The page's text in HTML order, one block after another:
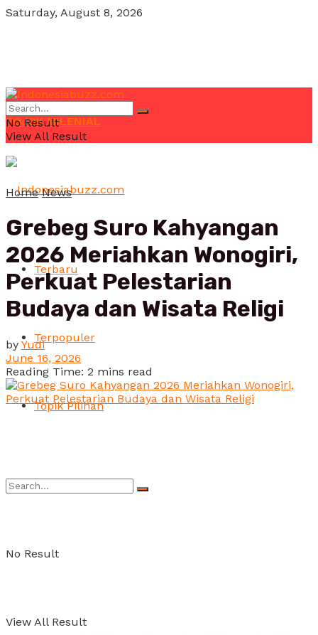
Saturday, August 8, 2026
POJOK MILENIAL
Terbaru
Terpopuler
Topik Pilihan
No Result
View All Result
No Result
View All Result
Home News
Grebeg Suro Kahyangan
2026 Meriahkan Wonogiri,
Perkuat Pelestarian
Budaya dan Wisata Religi
by Yudi
June 16, 2026
Reading Time: 2 mins read